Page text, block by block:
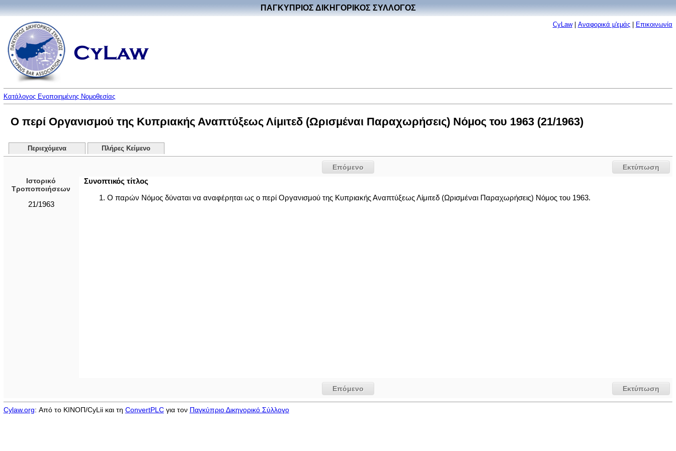
ΠΑΓΚΥΠΡΙΟΣ ΔΙΚΗΓΟΡΙΚΟΣ ΣΥΛΛΟΓΟΣ
CyLaw| Αναφορικά μ'εμάς| Επικοινωνία
Κατάλογος Ενοποιημένης Νομοθεσίας
Ο περί Οργανισμού της Κυπριακής Αναπτύξεως Λίμιτεδ (Ωρισμέναι Παραχωρήσεις) Νόμος του 1963 (21/1963)
Περιεχόμενα Πλήρες Κείμενο
Εκτύπωση
Επόμενο
Ιστορικό
Τροποποιήσεων
21/1963
Συνοπτικός τίτλος
1. Ο παρών Νόμος δύναται να αναφέρηται ως ο περί Οργανισμού της Κυπριακής Αναπτύξεως Λίμιτεδ (Ωρισμέναι Παραχωρήσεις) Νόμος του 1963.
Εκτύπωση
Επόμενο
Cylaw.org: Από το ΚΙΝOΠ/CyLii και τη ConvertPLCγια τον Παγκύπριο Δικηγορικό Σύλλογο